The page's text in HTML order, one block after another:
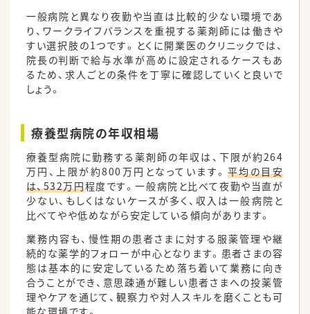
一般病院と異なり夜勤や当直は比較的少ない環境であ
り、ワークライフバランスを重視する薬剤師には働きや
すい選択肢の1つです。とくに開業医のクリニックでは、
院長の判断で給与水準が高めに設定されるケースもあ
るため、求人ごとの条件を丁寧に確認していくと良いで
しょう。
療養型病院の年収相場
療養型病院に勤務する薬剤師の年収は、下限が約264
万円、上限が約800万円となっています。 平均の目安
は、532万円程度です。一般病院と比べて夜勤や当直が
少ない、もしくはないケースが多く、収入は一般病院と
比べてやや低めながら安定している傾向があります。
業務内容も、慢性期の患者さまに対する服薬管理や継
続的な薬学的フォローが中心となります。患者さまの容
態は基本的に安定しているため落ち着いて業務に向き
合うことができ、意思疎通が難しい患者さまへの投薬管
理やケアを通じて、観察力や対人スキルを磨くことも可
能な環境です。